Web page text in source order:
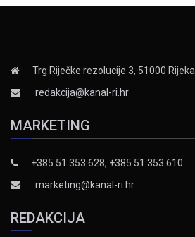
Trg Riječke rezolucije 3, 51000 Rijeka
redakcija@kanal-ri.hr
MARKETING
+385 51 353 628, +385 51 353 610
marketing@kanal-ri.hr
REDAKCIJA